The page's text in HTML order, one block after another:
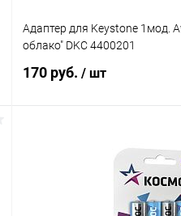
Адаптер для Keystone 1мод.
облако" DKC 4400201
170 руб. / шт